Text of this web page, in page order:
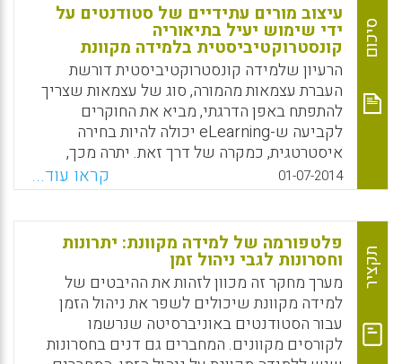
WhatsApp
Facebook
Email
X סיכום
עיצוב מורים עתידיים של סטודנטים על
ידי שימוש יעיל בתיאוריה
קונסטרוקטיביסטית בלמידה מקוונת
הרעיון שלמידה קונסטרוקטיביסטית דורשת
העברת עצמאות מהמורה, סוג של עצמאות שצריך
להתפתח באפן הדרגתי, מביא את החוקרים
לקביעה ש-eLearning יכולה להיות בחירה
איסטרטגית, כמקרה של דרך זאת. יתרה מכך,
שימוש באמצעים אלקטרוניים, נותן בידי הלומד
הזדמנות להעשיר את אוצר המילים המיוחד שלו,
בתחומים בהם הוא מגלה עניין רב ולפתח
איסטרטגיות לבניית ידע (Mihaela Aurelia ?
TEFAN, Alexandrina Mihaela POPESCU).
WhatsApp
Facebook
Email
X
01-07-2014 קראו עוד...
תקציר
פלטפורמה של למידה מקוונת: יתרונות
וחסרונות לגבי ניהול זמן
מערך מחקר זה מכוון לזהות את ההיבטים של
למידה מקוונת שיכולים לשפר את ניהול הזמן
עבור הסטודנטים באוניברסיטה שנרשמו
לקורסים מקוונים. המחברים גם דנים בחסרונות